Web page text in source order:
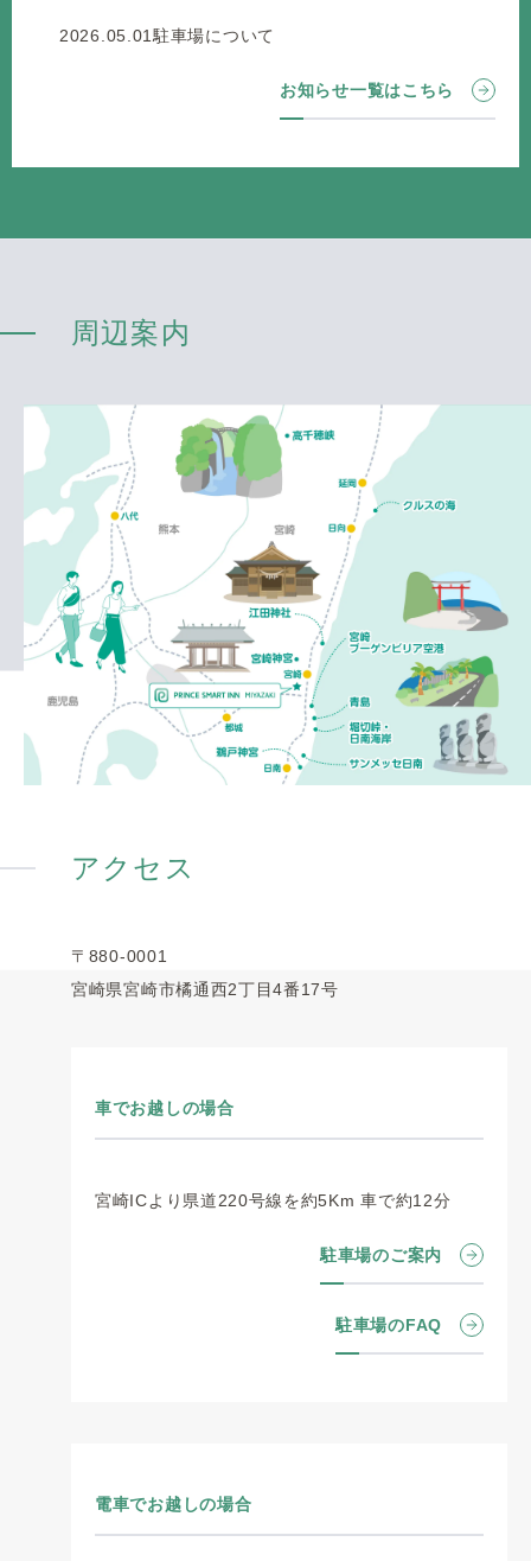
2026.05.01 駐車場について
お知らせ一覧はこちら
周辺案内
アクセス
〒880-0001
宮崎県宮崎市橘通西2丁目4番17号
車でお越しの場合
宮崎ICより県道220号線を約5Km 車で約12分
駐車場のご案内
駐車場のFAQ
電車でお越しの場合